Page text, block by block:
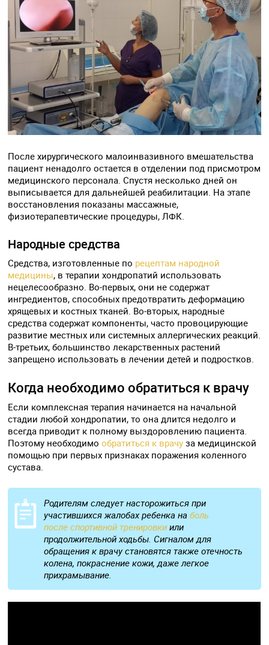
После хирургического малоинвазивного вмешательства
пациент ненадолго остается в отделении под присмотром
медицинского персонала. Спустя несколько дней он
выписывается для дальнейшей реабилитации. На этапе
восстановления показаны массажные,
физиотерапевтические процедуры, ЛФК.
Народные средства
Средства, изготовленные по рецептам народной
медицины, в терапии хондропатий использовать
нецелесообразно. Во-первых, они не содержат
ингредиентов, способных предотвратить деформацию
хрящевых и костных тканей. Во-вторых, народные
средства содержат компоненты, часто провоцирующие
развитие местных или системных аллергических реакций.
В-третьих, большинство лекарственных растений
запрещено использовать в лечении детей и подростков.
Когда необходимо обратиться к врачу
Если комплексная терапия начинается на начальной
стадии любой хондропатии, то она длится недолго и
всегда приводит к полному выздоровлению пациента.
Поэтому необходимообратиться к врачу за медицинской
помощью при первых признаках поражения коленного
сустава.
Родителям следует насторожиться при
участившихся жалобах ребенка наболь
после спортивной тренировки или
продолжительной ходьбы. Сигналом для
обращения к врачу становятся также отечность
колена, покраснение кожи, даже легкое
прихрамывание.